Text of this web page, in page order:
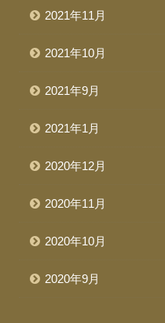
2021年11月
2021年10月
2021年9月
2021年1月
2020年12月
2020年11月
2020年10月
2020年9月